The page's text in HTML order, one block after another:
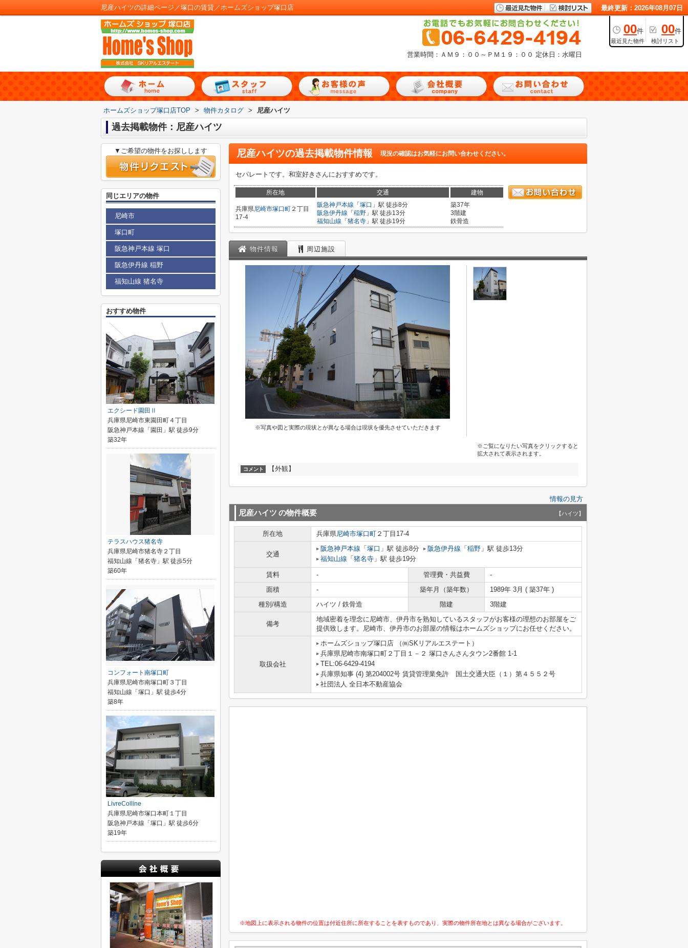
尼産ハイツの詳細ページ／塚口の賃貸／ホームズショップ塚口店 最終更新：2026年08月07日
00件
最近見た物件
00件
検討リスト
営業時間：ＡＭ９：００～ＰＭ１９：００ 定休日：水曜日
ホームズショップ塚口店TOP > 物件カタログ > 尼産ハイツ
過去掲載物件：尼産ハイツ
尼産ハイツの過去掲載物件情報 現況の確認はお気軽にお問い合わせください。
セパレートです。和室好きさんにおすすめです。
所在地 交通 建物
兵庫県尼崎市塚口町 ２丁目
17-4
阪急神戸本線 「 塚口 」駅 徒歩8分
阪急伊丹線 「 稲野 」駅 徒歩13分
福知山線 「 猪名寺 」駅 徒歩19分
築37年
3階建
鉄骨造
物件情報 周辺施設
※写真や図と実際の現状とが異なる場合は現状を優先させていただきます
※ご覧になりたい写真をクリックすると
拡大されて表示されます。
コメント 【外観】
情報の見方
尼産ハイツ の物件概要 【ハイツ】
所在地 兵庫県尼崎市塚口町 ２丁目17-4
交通
阪急神戸本線 「 塚口 」駅 徒歩8分 阪急伊丹線 「 稲野 」駅 徒歩13分
福知山線 「 猪名寺 」駅 徒歩19分
賃料 - 管理費・共益費
-
面積
- 築年月（築年数）
1989年 3月 ( 築37年 )
種別/構造
ハイツ / 鉄骨造 階建 3階建
備考
地域密着を理念に尼崎市、伊丹市を熟知しているスタッフがお客様の理想のお部屋をご
提供致します。尼崎市、伊丹市のお部屋の情報はホームズショップにお任せください。
取扱会社
ホームズショップ塚口店 （㈱SKリアルエステート）
兵庫県尼崎市南塚口町２丁目１－２ 塚口さんさんタウン2番館 1-1
TEL:06-6429-4194
兵庫県知事 (4) 第204002号 賃貸管理業免許 国土交通大臣（１）第４５５２号
社団法人 全日本不動産協会
※地図上に表示される物件の位置は付近住所に所在することを表すものであり、実際の物件所在地とは異なる場合がございます。
▼ご希望の物件をお探しします
同じエリアの物件
尼崎市
塚口町
阪急神戸本線 塚口
阪急伊丹線 稲野
福知山線 猪名寺
おすすめ物件
エクシード園田Ⅱ
兵庫県尼崎市東園田町４丁目
阪急神戸本線「園田」駅 徒歩9分
築32年
テラスハウス猪名寺
兵庫県尼崎市猪名寺２丁目
福知山線「猪名寺」駅 徒歩5分
築60年
コンフォート南塚口町
兵庫県尼崎市南塚口町３丁目
福知山線「塚口」駅 徒歩4分
築8年
LivreColline
兵庫県尼崎市塚口本町１丁目
阪急神戸本線「塚口」駅 徒歩6分
築19年